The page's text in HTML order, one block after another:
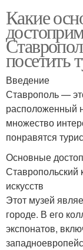
Какие
посетить
Введение
Ставрополь —
расположенный
множество
понравятся
Основные
Ставропольский
искусств
Этот музей
городе. В его
экспонатов,